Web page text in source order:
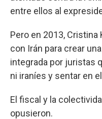
entre ellos al
Pero en 2013,
con Irán para crear
integrada por juristas
ni iraníes y sentar en
El fiscal y la
opusieron.